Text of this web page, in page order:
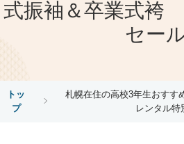
式振袖＆卒業式袴
セー
トッ
プ
札幌在住の高校3年生おす
レンタル特